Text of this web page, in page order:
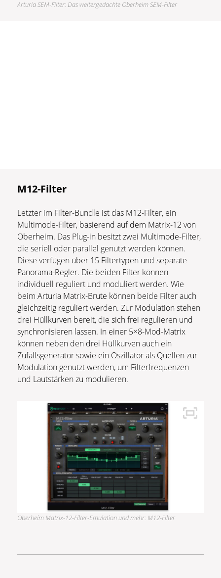
Arturia SEM-Filter: Das weitergedachte Oberheim SEM-Filter
M12-Filter
Letzter im Filter-Bundle ist das M12-Filter, ein
Multimode-Filter, basierend auf dem Matrix-12 von
Oberheim. Das Plug-in besitzt zwei Multimode-Filter,
die seriell oder parallel genutzt werden können.
Diese verfügen über 15 Filtertypen und separate
Panorama-Regler. Die beiden Filter können
individuell reguliert und moduliert werden. Wie
beim Arturia Matrix-Brute können beide Filter auch
gleichzeitig reguliert werden. Zur Modulation stehen
drei Hüllkurven bereit, die sich frei regulieren und
synchronisieren lassen. In einer 5×8-Mod-Matrix
können neben den drei Hüllkurven auch ein
Zufallsgenerator sowie ein Oszillator als Quellen zur
Modulation genutzt werden, um Filterfrequenzen
und Lautstärken zu modulieren.
Oberheim Matrix-12-Filter-Emulation und mehr: M12-Filter